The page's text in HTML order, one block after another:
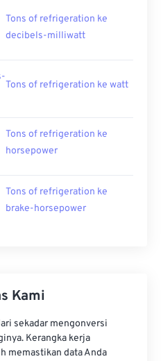
Tons of refrigeration ke
decibels-milliwatt
Tons of refrigeration ke watt
Tons of refrigeration ke
horsepower
Tons of refrigeration ke
brake-horsepower
Kami
sekadar mengonversi
Kerangka kerja
memastikan data Anda